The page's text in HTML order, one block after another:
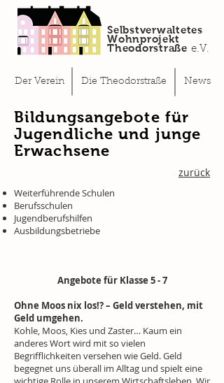
Button
Selbstverwaltetes
Wohnprojekt
Theodorstraße e.V.
News
Der Verein Die Theodorstraße
Bildungsangebote für
Jugendliche und junge
Erwachsene
zurück
Weiterführende Schulen
Berufsschulen
Jugendberufshilfen
Ausbildungsbetriebe
Angebote für Klasse 5 - 7
Ohne Moos nix los!? – Geld verstehen, mit
Geld umgehen.
Kohle, Moos, Kies und Zaster… Kaum ein
anderes Wort wird mit so vielen
Begrifflichkeiten versehen wie Geld. Geld
begegnet uns überall im Alltag und spielt eine